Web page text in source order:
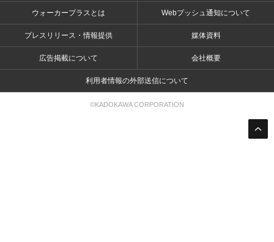
ウォーカープラスとは Webプッシュ通知について
プレスリリース・情報提供 媒体資料
広告掲載について 会社概要
利用者情報の外部送信について
©KADOKAWA CORPORATION